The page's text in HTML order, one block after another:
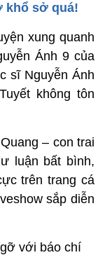
khổ sở quá!
xung quanh
Ánh 9 của
sĩ Nguyễn Ánh
không tôn
– con trai
luận bất bình,
trên trang cá
sắp diễn
với báo chí